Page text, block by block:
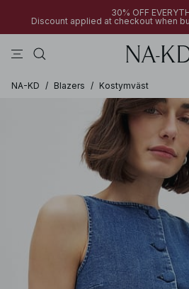
30% OFF
Discount applied at checkout when
NA-KD / Blazers / Kostymväst